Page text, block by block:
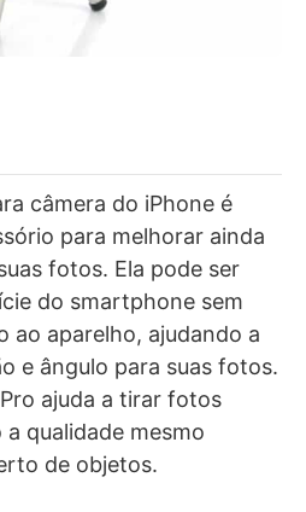
câmera do iPhone é
para melhorar ainda
fotos. Ela pode ser
do smartphone sem
ao aparelho, ajudando a
e ângulo para suas fotos.
ajuda a tirar fotos
qualidade mesmo
de objetos.